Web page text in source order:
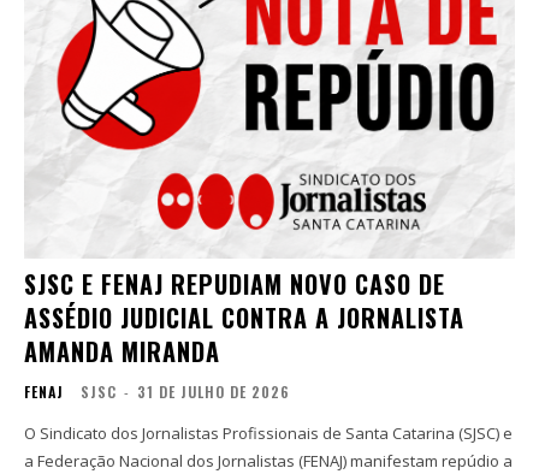
SJSC E FENAJ REPUDIAM NOVO CASO DE
ASSÉDIO JUDICIAL CONTRA A JORNALISTA
AMANDA MIRANDA
FENAJ SJSC - 31 DE JULHO DE 2026
O Sindicato dos Jornalistas Profissionais de Santa Catarina (SJSC) e
a Federação Nacional dos Jornalistas (FENAJ) manifestam repúdio a